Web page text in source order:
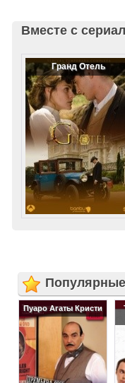
Вместе с
Гранд Отель
Пуаро Агаты Кристи